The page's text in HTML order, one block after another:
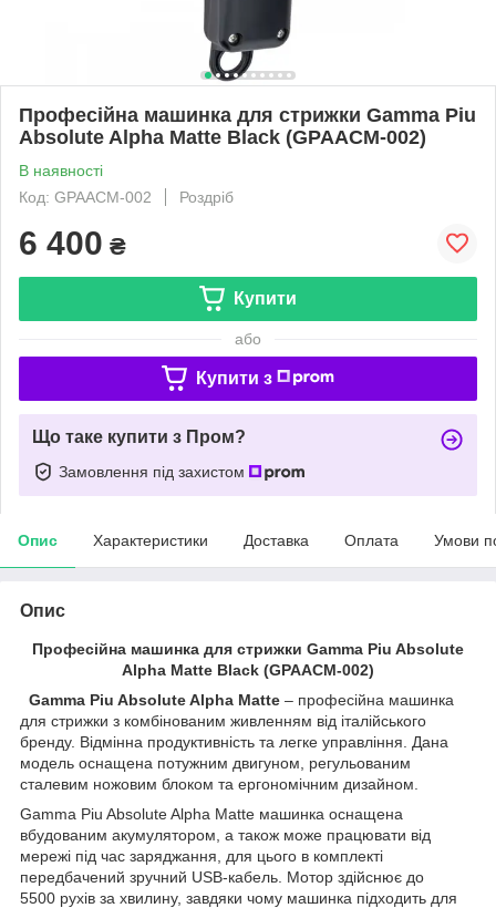
Професійна машинка для стрижки Gamma Piu
Absolute Alpha Matte Black (GPAACM-002)
В наявності
Код: GPAACM-002
Роздріб
6 400 ₴
Купити
або
Купити з
Що таке купити з Пром?
Замовлення під захистом
Опис Характеристики Доставка Оплата Умови
Опис
Професійна машинка для стрижки Gamma Piu Absolute
Alpha Matte Black (GPAACM-002)
Gamma Piu Absolute Alpha Matte – професійна машинка
для стрижки з комбінованим живленням від італійського
бренду. Відмінна продуктивність та легке управління. Дана
модель оснащена потужним двигуном, регульованим
сталевим ножовим блоком та ергономічним дизайном.
Gamma Piu Absolute Alpha Matte машинка оснащена
вбудованим акумулятором, а також може працювати від
мережі під час заряджання, для цього в комплекті
передбачений зручний USB-кабель. Мотор здійснює до
5500 рухів за хвилину, завдяки чому машинка підходить для